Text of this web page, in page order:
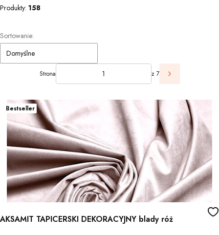
Produkty: 158
Lista produktów
Sortowanie:
Domyślne
Strona z 7 Następne
Bestseller
AKSAMIT TAPICERSKI DEKORACYJNY blady róż